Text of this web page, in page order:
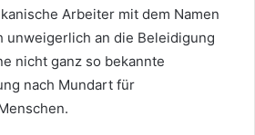
Arbeiter mit dem Namen
unweigerlich an die Beleidigung
nicht ganz so bekannte
nach Mundart für